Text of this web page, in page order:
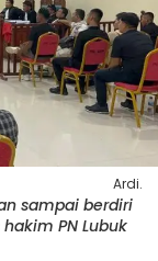
Ardi.
sampai berdiri
PN Lubuk